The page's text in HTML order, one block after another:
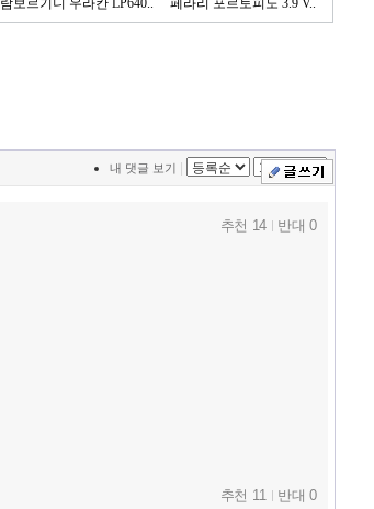
람보르기니 우라칸 LP640.. 페라리 포르토피노 3.9 V..
내 댓글 보기
추천 14 반대 0
추천 11 반대 0